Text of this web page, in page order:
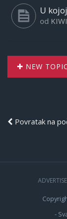
U
od KIWI
NEW TOPIC
Povratak na
ADVERTISE
-